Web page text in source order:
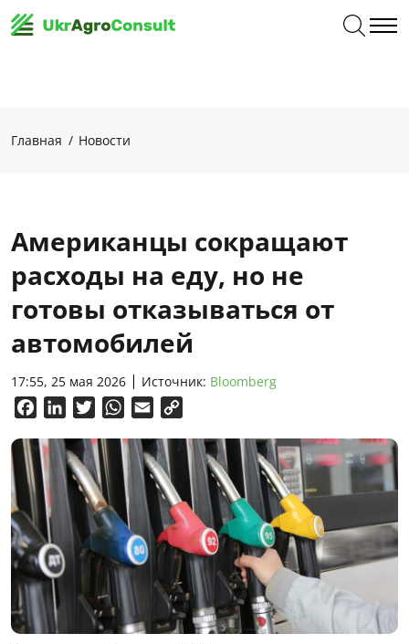
Главная Новости
Американцы сокращают
расходы на еду, но не
готовы отказываться от
автомобилей
17:55, 25 мая 2026 Источник: Bloomberg
FacebookLinkedInTwitterWhatsApp
Email